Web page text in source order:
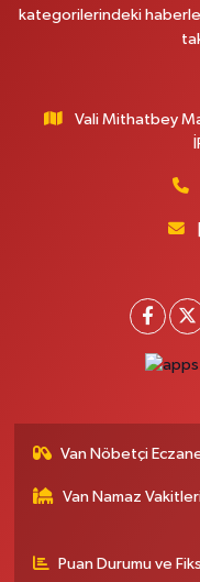
kategorilerindeki
Vali Mithatbey
Van Nöbetçi
Van Namaz
Puan Durumu ve